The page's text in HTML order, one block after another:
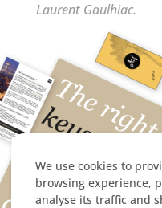
Laurent Gaulhiac.
We use cookies to
browsing experience,
analyse its traffic and